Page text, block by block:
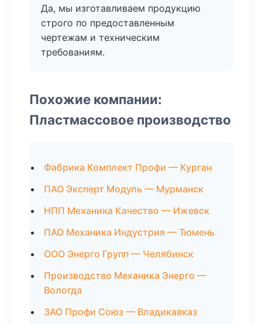
Да, мы изготавливаем продукцию
строго по предоставленным
чертежам и техническим
требованиям.
Похожие компании:
Пластмассовое производство
Фабрика Комплект Профи — Курган
ПАО Эксперт Модуль — Мурманск
НПП Механика Качество — Ижевск
ПАО Механика Индустрия — Тюмень
ООО Энерго Групп — Челябинск
Производство Механика Энерго —
Вологда
ЗАО Профи Союз — Владикавказ